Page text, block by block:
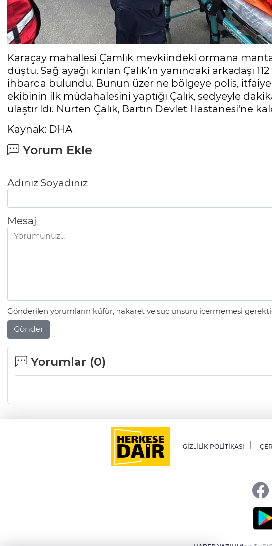
Karaçay mahallesi Çamlık mevkiindeki ormana
düştü. Sağ ayağı kırılan Çalık’ın yanındaki arkadaşı
ihbarda bulundu. Bunun üzerine bölgeye polis, itfaiye
ekibinin ilk müdahalesini yaptığı Çalık, sedyeyle
ulaştırıldı. Nurten Çalık, Bartın Devlet Hastanesi'ne
Kaynak: DHA
Yorum Ekle
Adınız Soyadınız
Mesaj
Gönderilen yorumların küfür, hakaret ve suç unsuru içermemesi
Gönder
Yorumlar (0)
GİZLİLİK POLİTİKASI